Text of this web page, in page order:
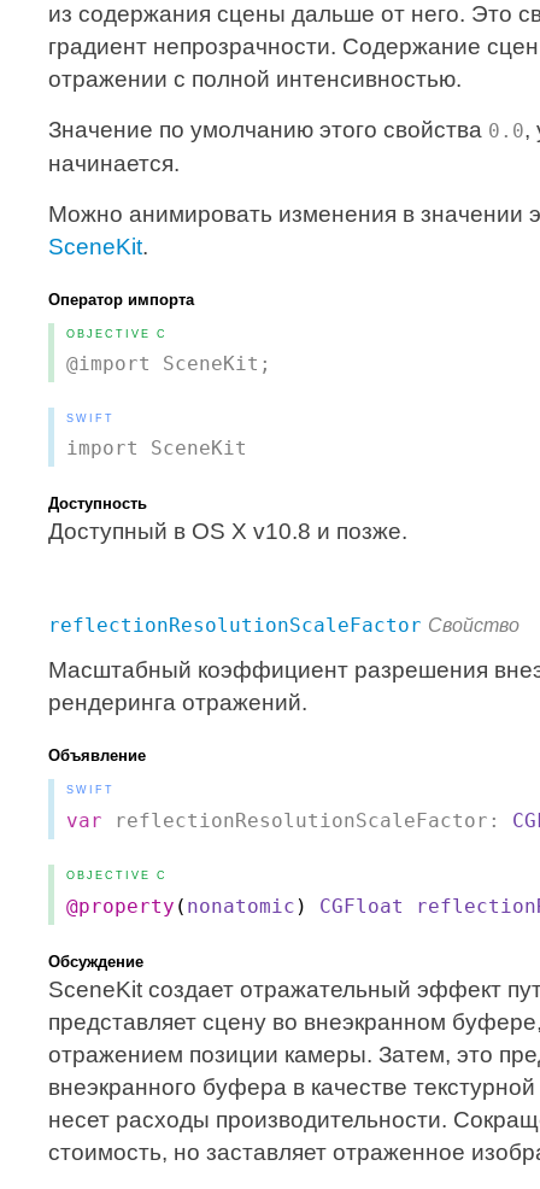
из содержания сцены дальше от него. Это
градиент непрозрачности. Содержание
отражении с полной интенсивностью.
Значение по умолчанию этого свойства 0.0,
начинается.
Можно анимировать изменения в значении
SceneKit.
Оператор импорта
OBJECTIVE C
@import SceneKit;
SWIFT
import SceneKit
Доступность
Доступный в OS X v10.8 и позже.
reflectionResolutionScaleFactor Свойство
Масштабный коэффициент разрешения
рендеринга отражений.
Объявление
SWIFT
var reflectionResolutionScaleFactor:
OBJECTIVE C
@property ( nonatomic ) CGFloat
Обсуждение
SceneKit создает отражательный эффект
представляет сцену во внеэкранном
отражением позиции камеры. Затем, это
внеэкранного буфера в качестве
несет расходы производительности.
стоимость, но заставляет отраженное